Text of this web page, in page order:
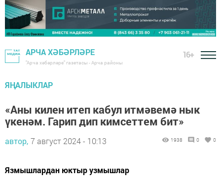
АРЧА ХӘБӘРЛӘРЕ
"Арча хәбәрләре" газетасы - Арча районы
16+
ЯҢАЛЫКЛАР
«Аны килен итеп кабул итмәвемә нык
үкенәм. Гарип дип кимсеттем бит»
автор, 7 август 2024 - 10:13 1938 0 0
Язмышлардан юктыр узмышлар